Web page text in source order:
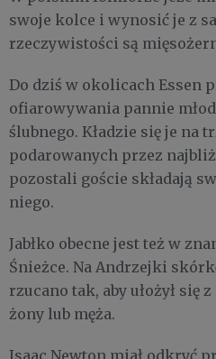
swoje kolce i wynosić je z
rzeczywistości są
Do dziś w okolicach Essen
ofiarowywania pannie
ślubnego. Kładzie się je na
podarowanych przez
pozostali goście składają
niego.
Jabłko obecne jest też w
Śnieżce. Na Andrzejki
rzucano tak, aby ułożył się
żony lub męża.